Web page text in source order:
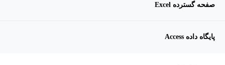
صفحه گسترده Excel
پایگاه داده Access